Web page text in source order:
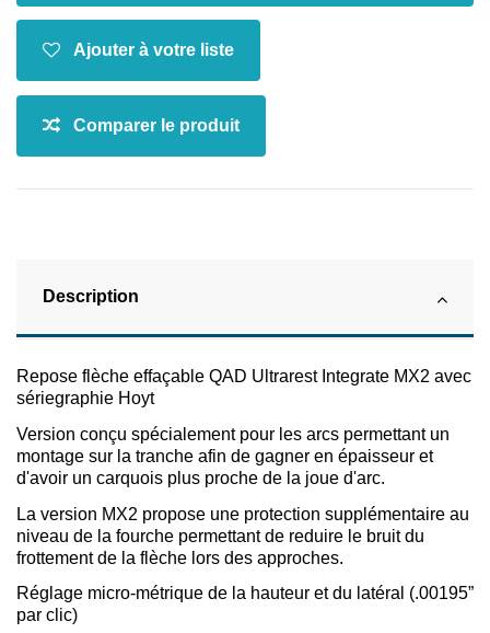
Description
Repose flèche effaçable QAD Ultrarest Integrate MX2 avec
sériegraphie Hoyt
Version conçu spécialement pour les arcs permettant un
montage sur la tranche afin de gagner en épaisseur et
d'avoir un carquois plus proche de la joue d'arc.
La version MX2 propose une protection supplémentaire au
niveau de la fourche permettant de reduire le bruit du
frottement de la flèche lors des approches.
Réglage micro-métrique de la hauteur et du latéral (.00195”
par clic)